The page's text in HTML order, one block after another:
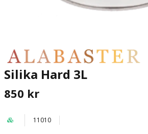
Silika Hard 3L
850 kr
11010